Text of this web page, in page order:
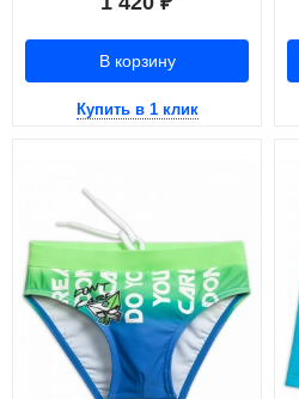
В корзину
Купить в 1 клик